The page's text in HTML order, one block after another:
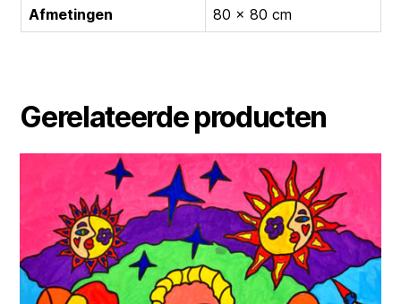
Afmetingen 80 × 80 cm
Gerelateerde producten